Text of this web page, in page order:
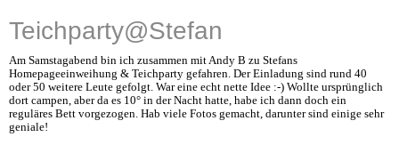
Teichparty@Stefan
Am Samstagabend bin ich zusammen mit Andy B zu Stefans
Homepageeinweihung & Teichparty gefahren. Der Einladung sind rund 40
oder 50 weitere Leute gefolgt. War eine echt nette Idee :-) Wollte ursprünglich
dort campen, aber da es 10° in der Nacht hatte, habe ich dann doch ein
reguläres Bett vorgezogen. Hab viele Fotos gemacht, darunter sind einige sehr
geniale!